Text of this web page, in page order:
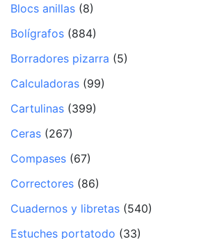
Blocs anillas (8)
Bolígrafos (884)
Borradores pizarra (5)
Calculadoras (99)
Cartulinas (399)
Ceras (267)
Compases (67)
Correctores (86)
Cuadernos y libretas (540)
Estuches portatodo (33)